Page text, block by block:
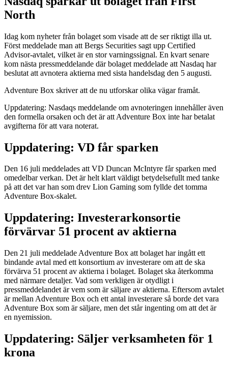
North
Idag kom nyheter från bolaget som visade att de ser riktigt illa ut.
Först meddelade man att Bergs Securities sagt upp Certified
Advisor-avtalet, vilket är en stor varningssignal. En kvart senare
kom nästa pressmeddelande där bolaget meddelade att Nasdaq har
beslutat att avnotera aktierna med sista handelsdag den 5 augusti.
Adventure Box skriver att de nu utforskar olika vägar framåt.
Uppdatering: Nasdaqs meddelande om avnoteringen innehåller även
den formella orsaken och det är att Adventure Box inte har betalat
avgifterna för att vara noterat.
Uppdatering: VD får sparken
Den 16 juli meddelades att VD Duncan McIntyre får sparken med
omedelbar verkan. Det är helt klart väldigt betydelsefullt med tanke
på att det var han som drev Lion Gaming som fyllde det tomma
Adventure Box-skalet.
Uppdatering: Investerarkonsortie
förvärvar 51 procent av aktierna
Den 21 juli meddelade Adventure Box att bolaget har ingått ett
bindande avtal med ett konsortium av investerare om att de ska
förvärva 51 procent av aktierna i bolaget. Bolaget ska återkomma
med närmare detaljer. Vad som verkligen är otydligt i
pressmeddelandet är vem som är säljare av aktierna. Eftersom avtalet
är mellan Adventure Box och ett antal investerare så borde det vara
Adventure Box som är säljare, men det står ingenting om att det är
en nyemission.
Uppdatering: Säljer verksamheten för 1
krona